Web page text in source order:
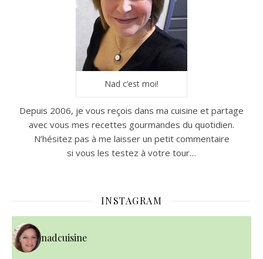
Nad c’est moi!
Depuis 2006, je vous reçois dans ma cuisine et partage
avec vous mes recettes gourmandes du quotidien.
N’hésitez pas à me laisser un petit commentaire
si vous les testez à votre tour…
INSTAGRAM
nadcuisine